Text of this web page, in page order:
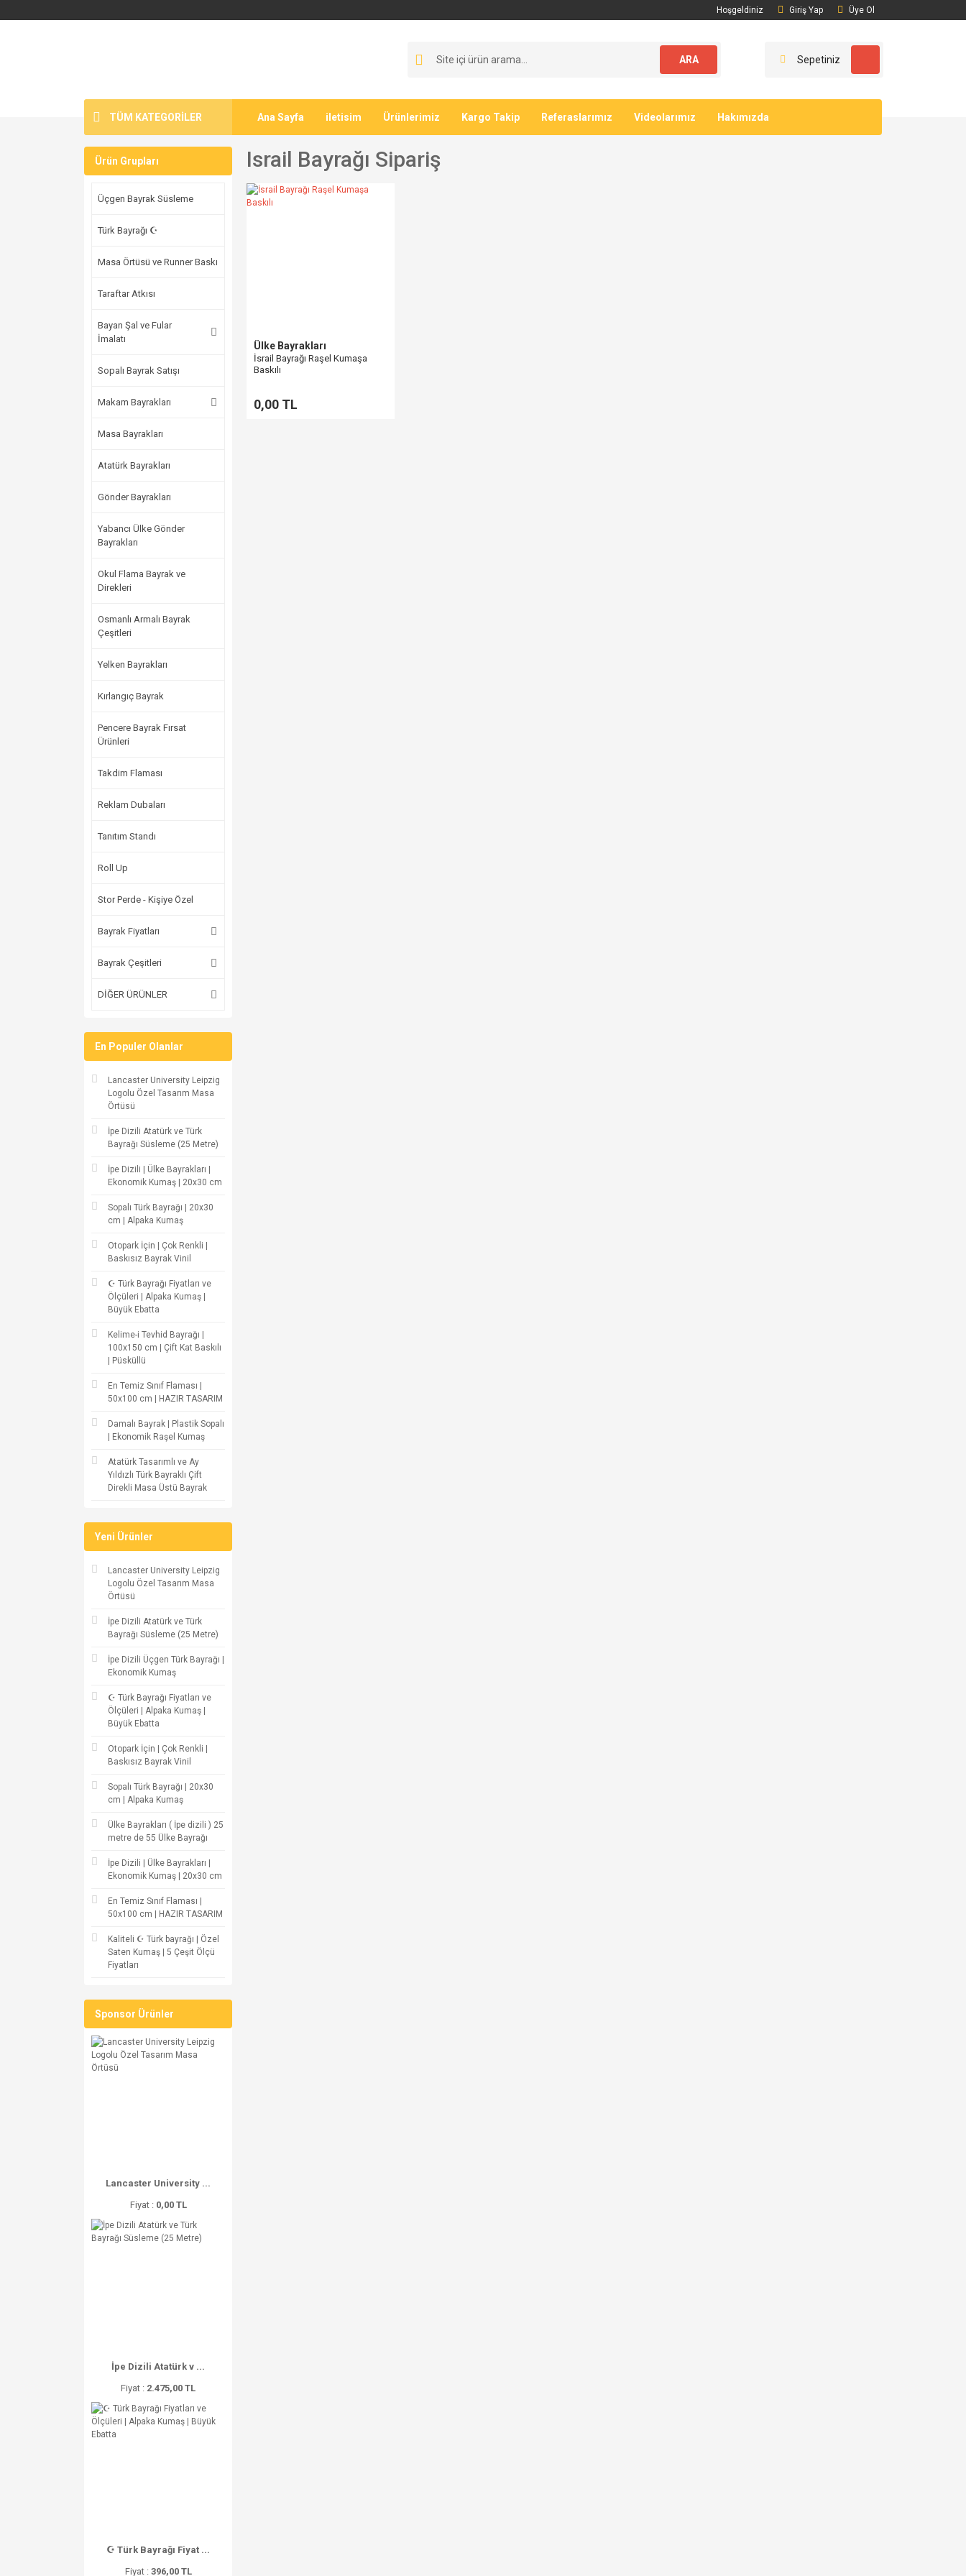
Hoşgeldiniz Giriş Yap Üye Ol
ARA Sepetiniz
TÜM KATEGORİLER Ana Sayfa iletisim Ürünlerimiz Kargo Takip Referaslarımız Videolarımız Hakımızda
Ürün Grupları
Üçgen Bayrak Süsleme
Türk Bayrağı ☪
Masa Örtüsü ve Runner Baskı
Taraftar Atkısı
Bayan Şal ve Fular
İmalatı
Sopalı Bayrak Satışı
Makam Bayrakları
Masa Bayrakları
Atatürk Bayrakları
Gönder Bayrakları
Yabancı Ülke Gönder
Bayrakları
Okul Flama Bayrak ve
Direkleri
Osmanlı Armalı Bayrak
Çeşitleri
Yelken Bayrakları
Kırlangıç Bayrak
Pencere Bayrak Fırsat
Ürünleri
Takdim Flaması
Reklam Dubaları
Tanıtım Standı
Roll Up
Stor Perde - Kişiye Özel
Bayrak Fiyatları
Bayrak Çeşitleri
DİĞER ÜRÜNLER
En Populer Olanlar
Lancaster University Leipzig
Logolu Özel Tasarım Masa
Örtüsü
İpe Dizili Atatürk ve Türk
Bayrağı Süsleme (25 Metre)
İpe Dizili | Ülke Bayrakları |
Ekonomik Kumaş | 20x30 cm
Sopalı Türk Bayrağı | 20x30
cm | Alpaka Kumaş
Otopark İçin | Çok Renkli |
Baskısız Bayrak Vinil
☪ Türk Bayrağı Fiyatları ve
Ölçüleri | Alpaka Kumaş |
Büyük Ebatta
Kelime-i Tevhid Bayrağı |
100x150 cm | Çift Kat Baskılı
| Püsküllü
En Temiz Sınıf Flaması |
50x100 cm | HAZIR TASARIM
Damalı Bayrak | Plastik Sopalı
| Ekonomik Raşel Kumaş
Atatürk Tasarımlı ve Ay
Yıldızlı Türk Bayraklı Çift
Direkli Masa Üstü Bayrak
Yeni Ürünler
Lancaster University Leipzig
Logolu Özel Tasarım Masa
Örtüsü
İpe Dizili Atatürk ve Türk
Bayrağı Süsleme (25 Metre)
İpe Dizili Üçgen Türk Bayrağı |
Ekonomik Kumaş
☪ Türk Bayrağı Fiyatları ve
Ölçüleri | Alpaka Kumaş |
Büyük Ebatta
Otopark İçin | Çok Renkli |
Baskısız Bayrak Vinil
Sopalı Türk Bayrağı | 20x30
cm | Alpaka Kumaş
Ülke Bayrakları ( İpe dizili ) 25
metre de 55 Ülke Bayrağı
İpe Dizili | Ülke Bayrakları |
Ekonomik Kumaş | 20x30 cm
En Temiz Sınıf Flaması |
50x100 cm | HAZIR TASARIM
Kaliteli ☪ Türk bayrağı | Özel
Saten Kumaş | 5 Çeşit Ölçü
Fiyatları
Sponsor Ürünler
Lancaster University ...
Fiyat : 0,00 TL
İpe Dizili Atatürk v ...
Fiyat : 2.475,00 TL
☪ Türk Bayrağı Fiyat ...
Fiyat : 396,00 TL
Israil Bayrağı Sipariş
Ülke Bayrakları
İsrail Bayrağı Raşel Kumaşa
Baskılı
0,00 TL